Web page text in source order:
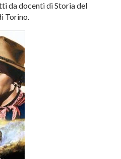
da docenti di Storia del
Torino.